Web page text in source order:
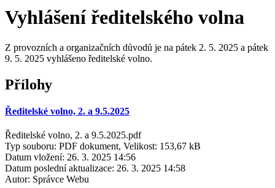
Vyhlášení ředitelského volna
Z provozních a organizačních důvodů je na pátek 2. 5. 2025 a pátek
9. 5. 2025 vyhlášeno ředitelské volno.
Přílohy
Ředitelské volno, 2. a 9.5.2025
Ředitelské volno, 2. a 9.5.2025.pdf
Typ souboru: PDF dokument, Velikost: 153,67 kB
Datum vložení: 26. 3. 2025 14:56
Datum poslední aktualizace: 26. 3. 2025 14:58
Autor: Správce Webu